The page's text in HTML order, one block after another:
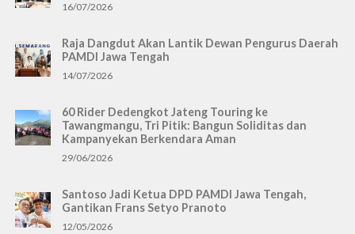
16/07/2026
Raja Dangdut Akan Lantik Dewan Pengurus Daerah
PAMDI Jawa Tengah
14/07/2026
60 Rider Dedengkot Jateng Touring ke
Tawangmangu, Tri Pitik: Bangun Soliditas dan
Kampanyekan Berkendara Aman
29/06/2026
Santoso Jadi Ketua DPD PAMDI Jawa Tengah,
Gantikan Frans Setyo Pranoto
12/05/2026